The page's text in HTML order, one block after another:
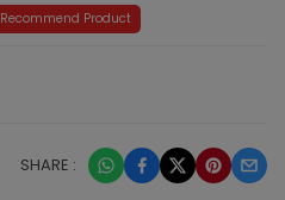
Recommend Product
SHARE :